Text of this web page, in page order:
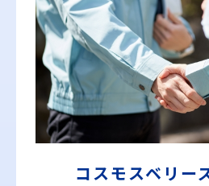
コスモスベリー